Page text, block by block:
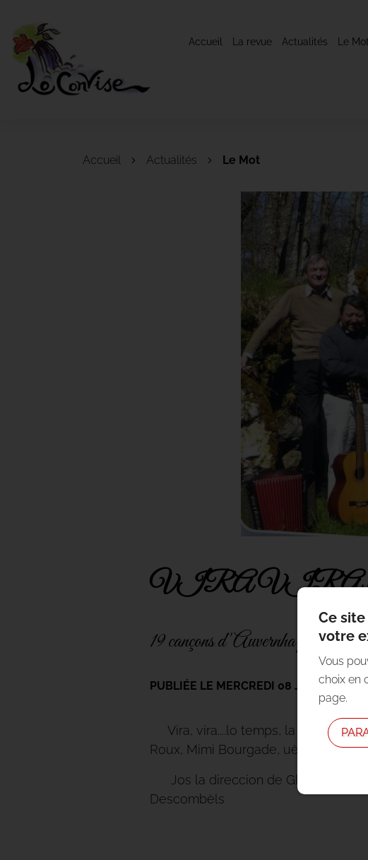
Accueil La revue Actualités Le Mot
Accueil Actualités Le Mot
VIRA VIRA
19 cançons d'Auvernha per la
PUBLIÉE LE MERCREDI 08 JUILLET
Vira, vira....lo temps, la lenga
Roux, Mimi Bourgade, uèi
Jos la direccion de Glaudi
Descombèls
Ce
votre
Vous
choix en
page.